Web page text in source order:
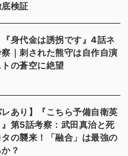
検証
身代金は誘拐です』4話ネ
｜刺された熊守は自作自演
の蒼空に絶望
レあり】『こちら予備自衛英
第5話考察：武田真治と死
の襲来！「融合」は最強の
？